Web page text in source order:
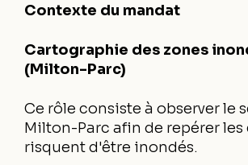
Contexte du mandat
Cartographie des zones
(Milton-Parc)
Ce rôle consiste à observer le
Milton-Parc afin de repérer
risquent d'être inondés.